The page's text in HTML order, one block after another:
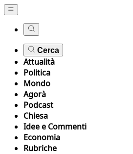
Cerca
Attualità
Politica
Mondo
Agorà
Podcast
Chiesa
Idee e Commenti
Economia
Rubriche